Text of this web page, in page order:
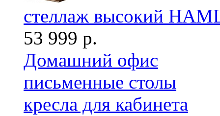
стеллаж высокий
53 999 р.
Домашний офис
письменные столы
кресла для кабинета